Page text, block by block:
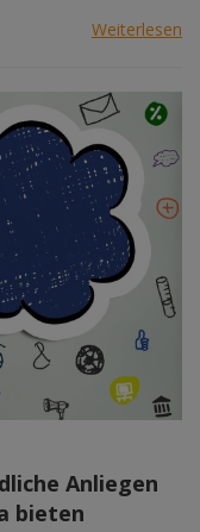
Weiterlesen
Anliegen
bieten